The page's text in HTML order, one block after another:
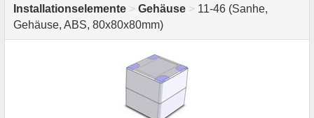
Installationselemente > Gehäuse > 11-46 (Sanhe,
Gehäuse, ABS, 80x80x80mm)